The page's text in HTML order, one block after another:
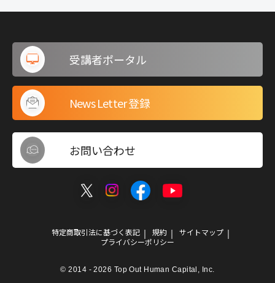
特定商取引法に基づく表記 規約
サイトマップ
プライバシーポリシー
受講者ポータル
News Letter 登録
お問い合わせ
© 2014 - 2026 Top Out Human Capital, Inc.